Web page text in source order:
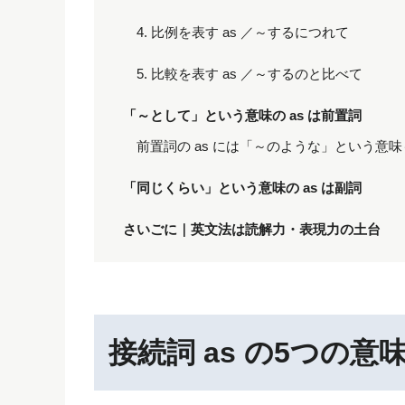
4. 比例を表す as ／～するにつれて
5. 比較を表す as ／～するのと比べて
「～として」という意味の as は前置詞
前置詞の as には「～のような」という意味
「同じくらい」という意味の as は副詞
さいごに｜英文法は読解力・表現力の土台
接続詞 as の5つの意